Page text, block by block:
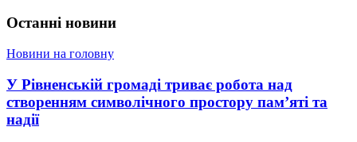
Останні новини
Новини на головну
У Рівненській громаді триває робота над
створенням символічного простору пам’яті та
надії